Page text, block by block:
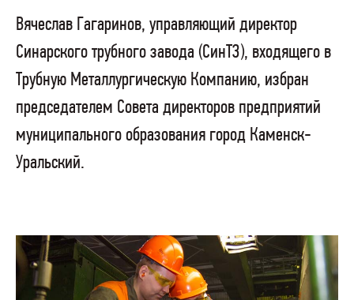
Вячеслав Гагаринов, управляющий директор
Синарского трубного завода (СинТЗ), входящего в
Трубную Металлургическую Компанию, избран
председателем Совета директоров предприятий
муниципального образования город Каменск-
Уральский.